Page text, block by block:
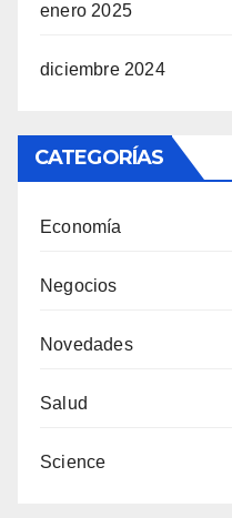
enero 2025
diciembre 2024
CATEGORÍAS
Economía
Negocios
Novedades
Salud
Science